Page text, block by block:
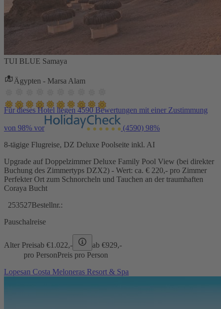
TUI BLUE Samaya
Ägypten - Marsa Alam
Für dieses Hotel liegen 4590 Bewertungen mit einer Zustimmung
von 98% vor (4590) 98%
8-tägige Flugreise, DZ Deluxe Poolseite inkl. AI
Upgrade auf Doppelzimmer Deluxe Family Pool View (bei direkter
Buchung des Zimmertyps DZX2) - Wert: ca. € 220,- pro Zimmer
Perfekter Ort zum Schnorcheln und Tauchen an der traumhaften
Coraya Bucht
253527Bestellnr.:
Pauschalreise
Alter Preisab €1.022,- ab €929,-
pro PersonPreis pro Person
Lopesan Costa Meloneras Resort & Spa